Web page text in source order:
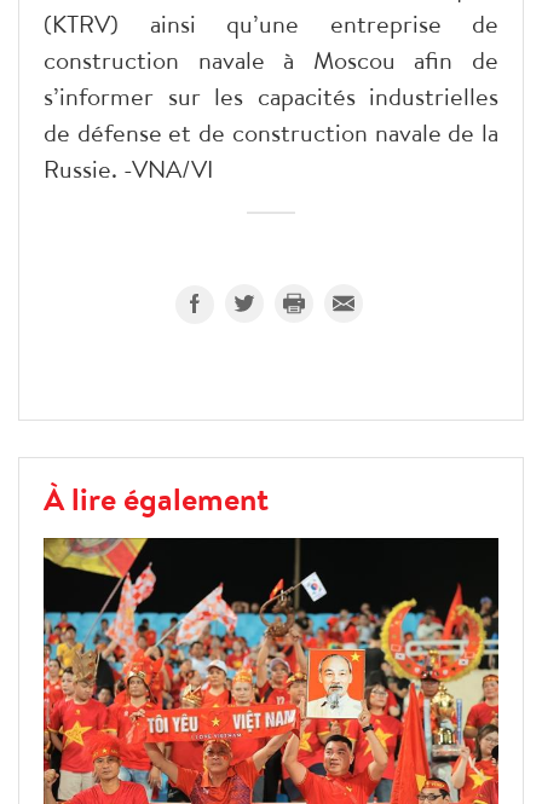
(KTRV) ainsi qu’une entreprise de
construction navale à Moscou afin de
s’informer sur les capacités industrielles
de défense et de construction navale de la
Russie. -VNA/VI
À lire également